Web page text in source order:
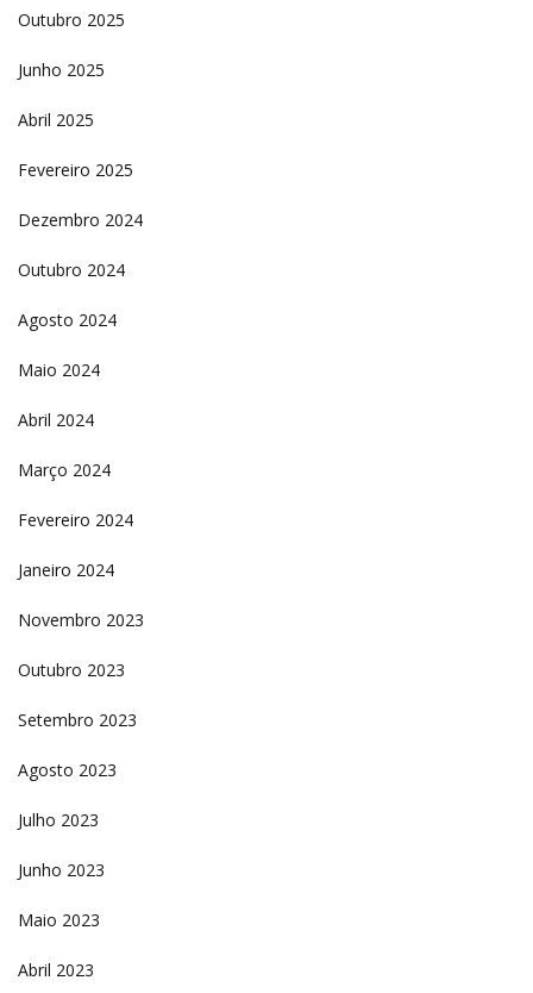
Outubro 2025
Junho 2025
Abril 2025
Fevereiro 2025
Dezembro 2024
Outubro 2024
Agosto 2024
Maio 2024
Abril 2024
Março 2024
Fevereiro 2024
Janeiro 2024
Novembro 2023
Outubro 2023
Setembro 2023
Agosto 2023
Julho 2023
Junho 2023
Maio 2023
Abril 2023